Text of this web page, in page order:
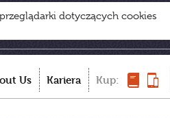
dotyczących cookies
Us Kariera Kup: